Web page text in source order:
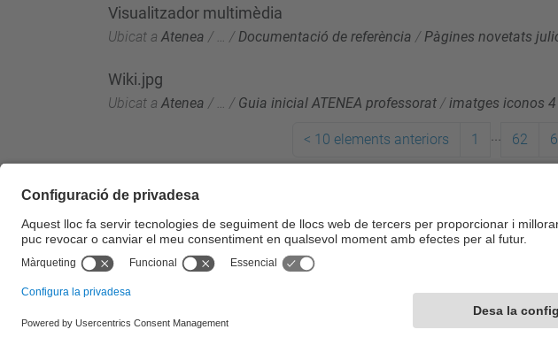
Visualitzador multimèdia
Ubicat a Atenea / / Documentació de referència / Pàgines novetats
Wiki.jpg
Ubicat a Atenea / … / Guia inicial ATENEA professorat /imatges iconos 4
< 10 elements anteriors 1 62